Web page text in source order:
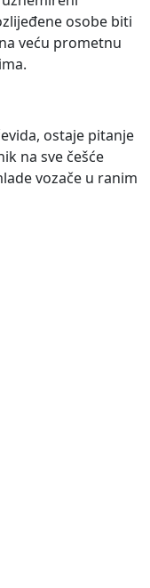
osobe biti
veću prometnu
ostaje pitanje
na sve češće
vozače u ranim